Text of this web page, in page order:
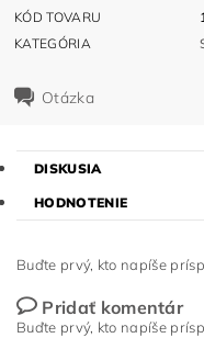
KÓD TOVARU
KATEGÓRIA
Otázka
DISKUSIA
HODNOTENIE
Buďte prvý, kto napíše
Pridať komentár
Buďte prvý, kto napíše